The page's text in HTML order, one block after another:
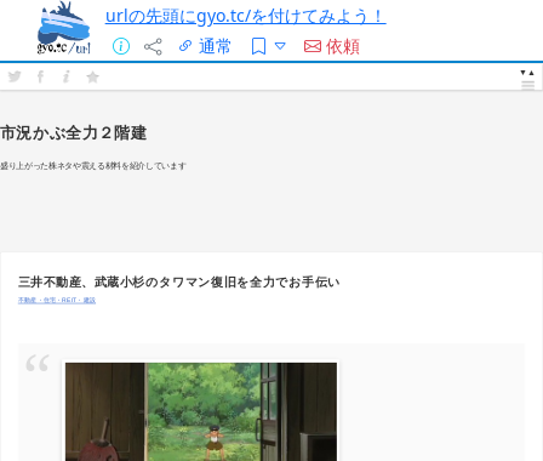
urlの先頭にgyo.tc/を付けてみよう！
通常
依頼